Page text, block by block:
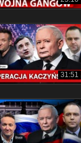
31:51